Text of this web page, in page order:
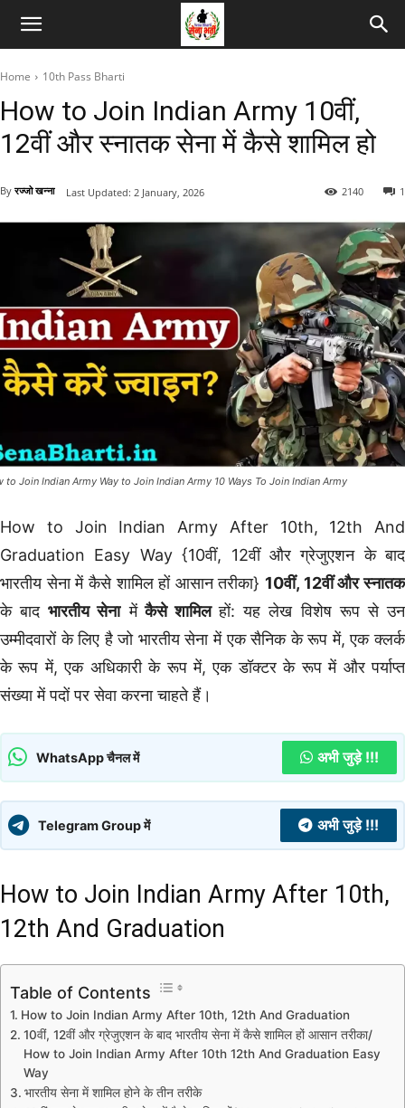
Home 10th Pass Bharti
How to Join Indian Army 10वीं,
12वीं और स्नातक सेना में कैसे शामिल हो
By रज्जो खन्ना 1
2140
Last Updated: 2 January, 2026
to Join Indian Army Way to Join Indian Army 10 Ways To Join Indian Army
How to Join Indian Army After 10th, 12th And
Graduation Easy Way {10वीं, 12वीं और ग्रेजुएशन के बाद
भारतीय सेना में कैसे शामिल हों आसान तरीका} 10वीं, 12वीं और स्नातक
के बादभारतीय सेनामेंकैसे शामिलहों: यह लेख विशेष रूप से उन
उम्मीदवारों के लिए है जो भारतीय सेना में एक सैनिक के रूप में, एक क्लर्क
के रूप में, एक अधिकारी के रूप में, एक डॉक्टर के रूप में और पर्याप्त
संख्या में पदों पर सेवा करना चाहते हैं।
WhatsApp चैनल में अभी जुड़े !!!
Telegram Group में अभी जुड़े !!!
How to Join Indian Army After 10th,
12th And Graduation
Table of Contents
How to Join Indian Army After 10th, 12th And Graduation
10वीं, 12वीं और ग्रेजुएशन के बाद भारतीय सेना में कैसे शामिल हों आसान तरीका/
How to Join Indian Army After 10th 12th And Graduation Easy
Way
भारतीय सेना में शामिल होने के तीन तरीके